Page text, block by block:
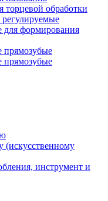
торцевой обработки
для формирования
прямозубые
прямозубые
(искусственному
инструмент и